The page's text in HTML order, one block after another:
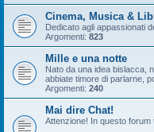
Cinema, Musica &
Dedicato agli appassionati
Argomenti: 823
Mille e una notte
Nato da una idea bislacca,
abbiate timore di parlarne,
Argomenti: 240
Mai dire Chat!
Attenzione! In questo